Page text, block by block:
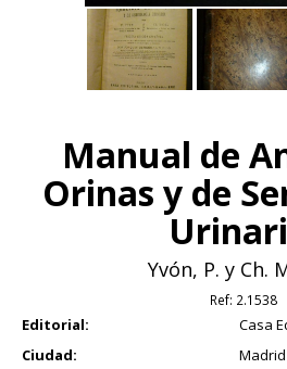
Manual de
Orinas y de
Yvón, P. y Ch.
Ref: 2.1538
Editorial:
Casa
Ciudad:
Madrid